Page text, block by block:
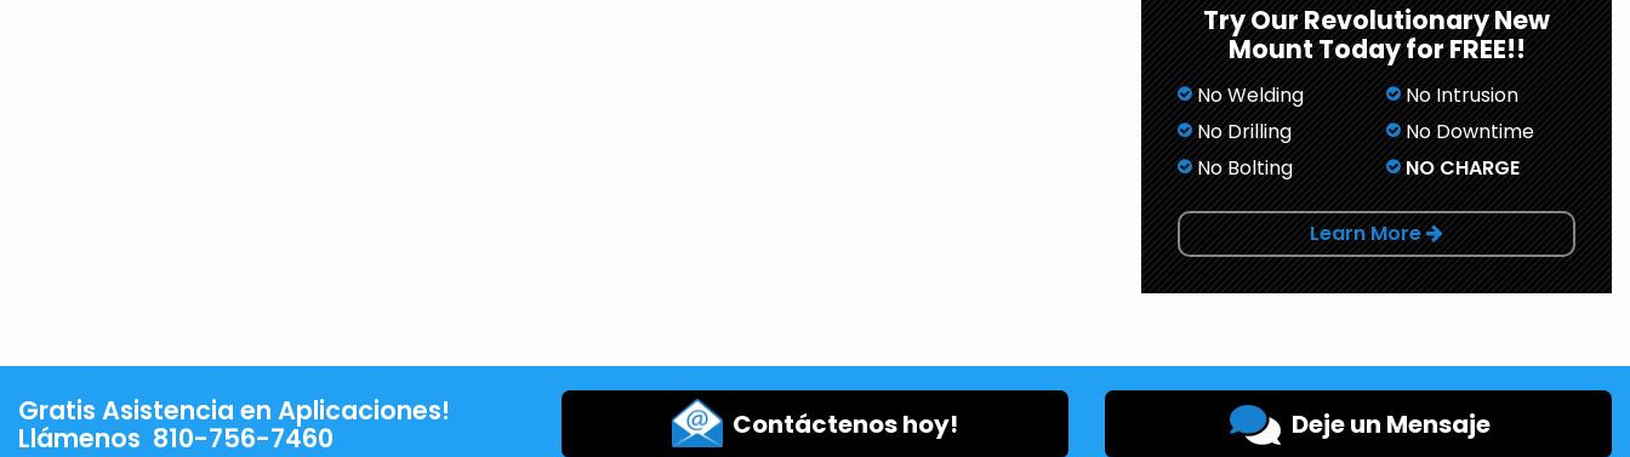
Try Our Revolutionary New
Mount Today for FREE!!
No Welding
No Drilling
No Bolting
No Intrusion
No Downtime
NO CHARGE
Learn More
Gratis Asistencia en Aplicaciones!
Llámenos 810-756-7460 Contáctenos hoy! Deje un Mensaje